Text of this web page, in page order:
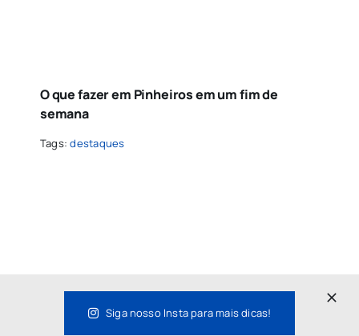
O que fazer em Pinheiros em um fim de
semana
Tags:destaques
Siga nosso Insta para mais dicas!